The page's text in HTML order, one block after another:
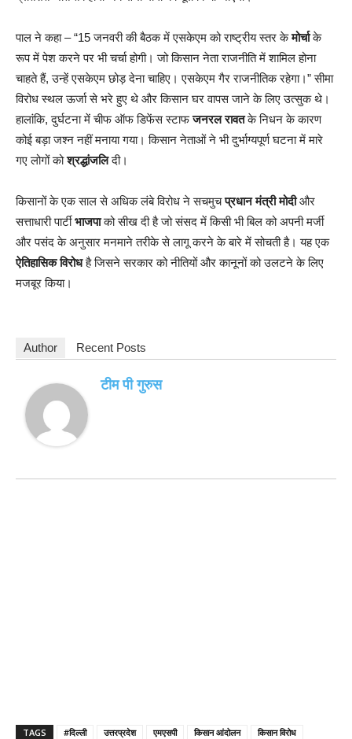
पाल ने कहा – “15 जनवरी की बैठक में एसकेएम को राष्ट्रीय स्तर केमोर्चाके
रूप में पेश करने पर भी चर्चा होगी। जो किसान नेता राजनीति में शामिल होना
चाहते हैं, उन्हें एसकेएम छोड़ देना चाहिए। एसकेएम गैर राजनीतिक रहेगा।” सीमा
विरोध स्थल ऊर्जा से भरे हुए थे और किसान घर वापस जाने के लिए उत्सुक थे।
हालांकि, दुर्घटना में चीफ ऑफ डिफेंस स्टाफजनरल रावतके निधन के कारण
कोई बड़ा जश्न नहीं मनाया गया। किसान नेताओं ने भी दुर्भाग्यपूर्ण घटना में मारे
गए लोगों कोश्रद्धांजलिदी।
किसानों के एक साल से अधिक लंबे विरोध ने सचमुचप्रधान मंत्री मोदीऔर
सत्ताधारी पार्टीभाजपाको सीख दी है जो संसद में किसी भी बिल को अपनी मर्जी
और पसंद के अनुसार मनमाने तरीके से लागू करने के बारे में सोचती है। यह एक
ऐतिहासिक विरोधहै जिसने सरकार को नीतियों और कानूनों को उलटने के लिए
मजबूर किया।
Author Recent Posts
टीम पी गुरुस
TAGS #दिल्ली उत्तरप्रदेश एमएसपी किसान आंदोलन
किसान विरोध